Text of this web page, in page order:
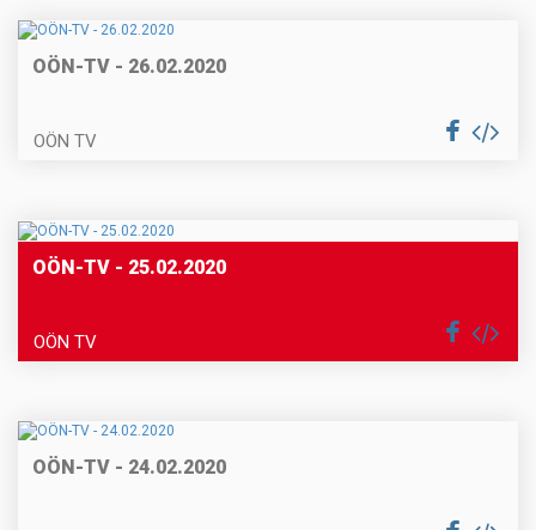
OÖN-TV - 26.02.2020
OÖN TV
OÖN-TV - 25.02.2020
OÖN TV
OÖN-TV - 24.02.2020